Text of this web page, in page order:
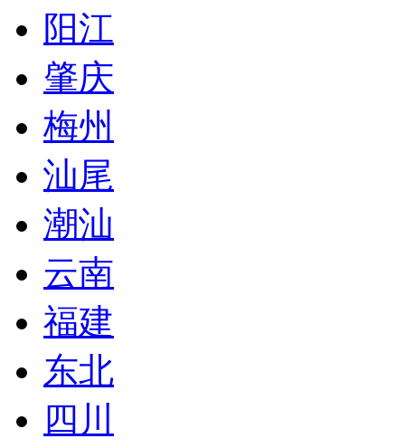
阳江
肇庆
梅州
汕尾
潮汕
云南
福建
东北
四川